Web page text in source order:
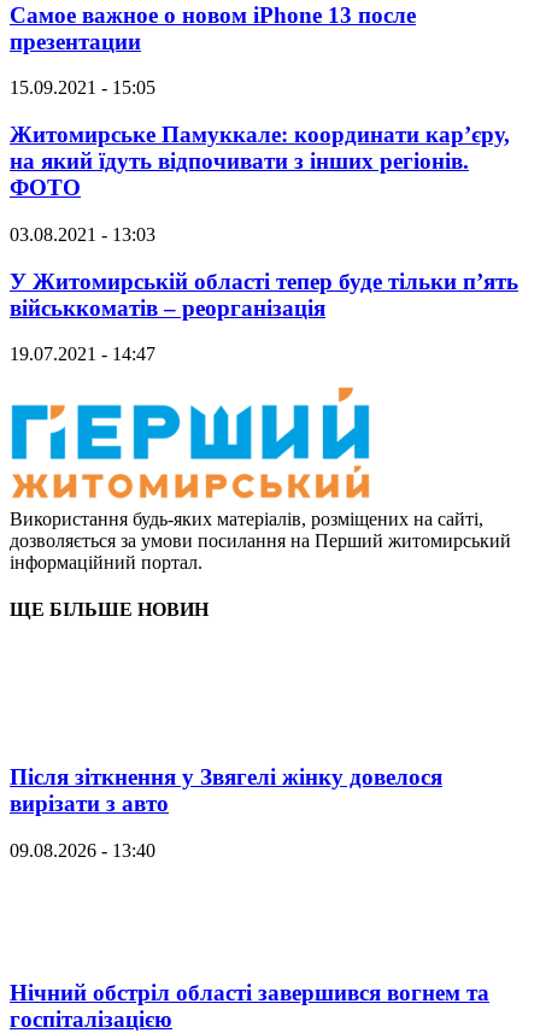
Самое важное о новом iPhone 13 после
презентации
15.09.2021 - 15:05
Житомирське Памуккале: координати кар’єру,
на який їдуть відпочивати з інших регіонів.
ФОТО
03.08.2021 - 13:03
У Житомирській області тепер буде тільки п’ять
військкоматів – реорганізація
19.07.2021 - 14:47
Використання будь-яких матеріалів, розміщених на сайті,
дозволяється за умови посилання на Перший житомирський
інформаційний портал.
ЩЕ БІЛЬШЕ НОВИН
Після зіткнення у Звягелі жінку довелося
вирізати з авто
09.08.2026 - 13:40
Нічний обстріл області завершився вогнем та
госпіталізацією